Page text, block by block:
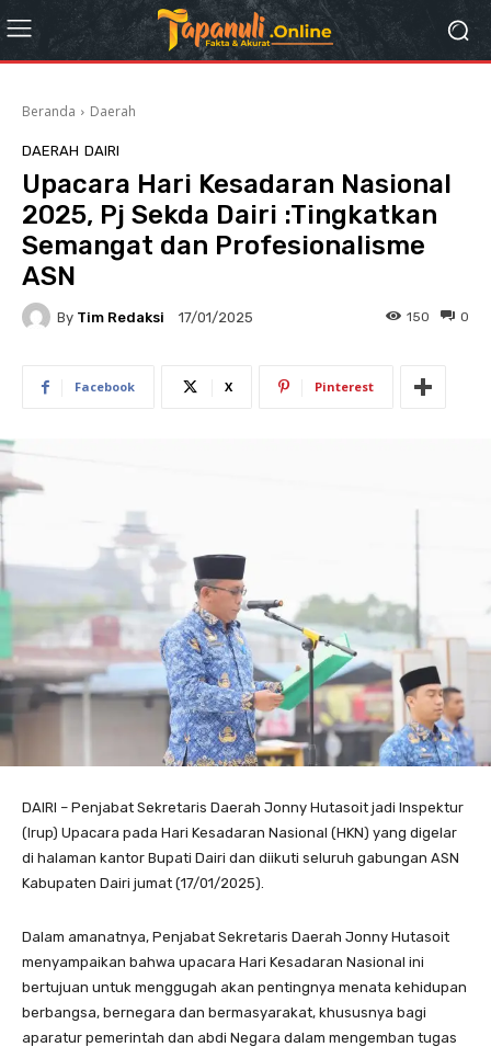
Beranda Daerah
DAERAH DAIRI
Upacara Hari Kesadaran Nasional
2025, Pj Sekda Dairi :Tingkatkan
Semangat dan Profesionalisme
ASN
By Tim Redaksi 17/01/2025 0
150
Facebook X Pinterest
DAIRI – Penjabat Sekretaris Daerah Jonny Hutasoit jadi Inspektur
(Irup) Upacara pada Hari Kesadaran Nasional (HKN) yang digelar
di halaman kantor Bupati Dairi dan diikuti seluruh gabungan ASN
Kabupaten Dairi jumat (17/01/2025).
Dalam amanatnya, Penjabat Sekretaris Daerah Jonny Hutasoit
menyampaikan bahwa upacara Hari Kesadaran Nasional ini
bertujuan untuk menggugah akan pentingnya menata kehidupan
berbangsa, bernegara dan bermasyarakat, khususnya bagi
aparatur pemerintah dan abdi Negara dalam mengemban tugas